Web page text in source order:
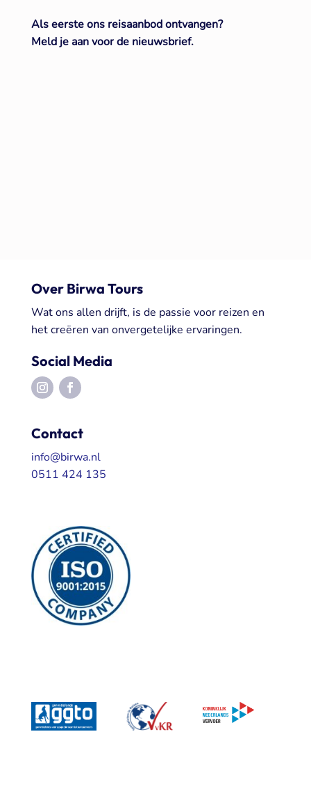
Als eerste ons reisaanbod ontvangen?
Meld je aan voor de nieuwsbrief.
Over Birwa Tours
Wat ons allen drijft, is de passie voor reizen en
het creëren van onvergetelijke ervaringen.
Social Media
Contact
info@birwa.nl
0511 424 135